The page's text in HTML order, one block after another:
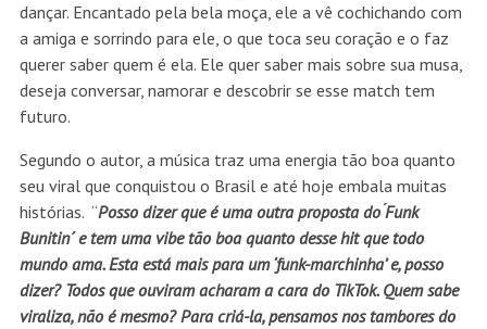
dançar. Encantado pela bela moça, ele a vê cochichando com
a amiga e sorrindo para ele, o que toca seu coração e o faz
querer saber quem é ela. Ele quer saber mais sobre sua musa,
deseja conversar, namorar e descobrir se esse match tem
futuro.
Segundo o autor, a música traz uma energia tão boa quanto
seu viral que conquistou o Brasil e até hoje embala muitas
histórias. “Posso dizer que é uma outra proposta do ́Funk
Bunitin´ e tem uma vibe tão boa quanto desse hit que todo
mundo ama. Esta está mais para um ‘funk-marchinha’ e, posso
dizer? Todos que ouviram acharam a cara do TikTok. Quem sabe
viraliza, não é mesmo? Para criá-la, pensamos nos tambores do